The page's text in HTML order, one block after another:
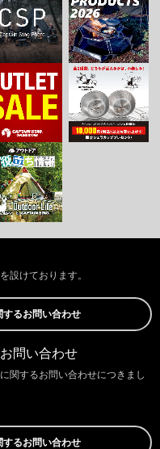
設けております。
るお問い合わせ
問い合わせ
関するお問い合わせにつきまし
るお問い合わせ